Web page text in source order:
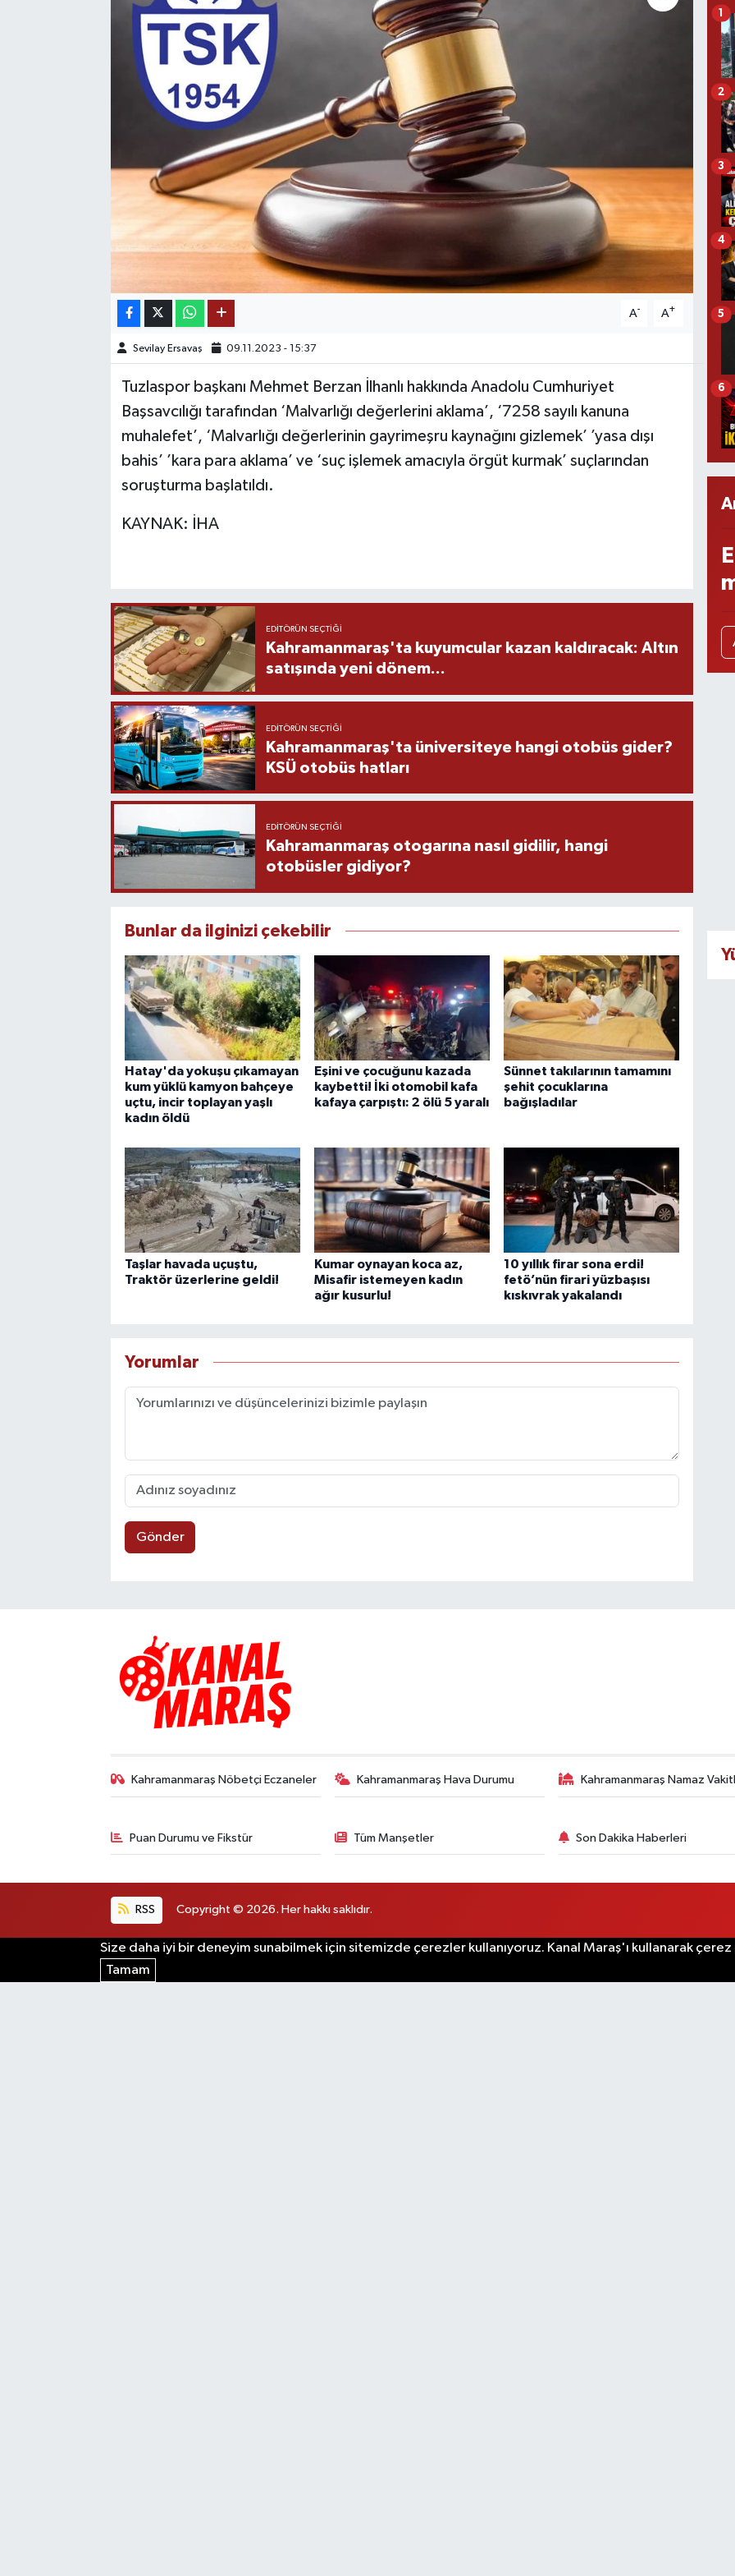
A- A+
Sevilay Ersavaş 09.11.2023 - 15:37
Tuzlaspor başkanı Mehmet Berzan İlhanlı hakkında Anadolu Cumhuriyet
Başsavcılığı tarafından ‘Malvarlığı değerlerini aklama’, ‘7258 sayılı kanuna
muhalefet’, ‘Malvarlığı değerlerinin gayrimeşru kaynağını gizlemek’ ’yasa dışı
bahis’ ’kara para aklama’ ve ‘suç işlemek amacıyla örgüt kurmak’ suçlarından
soruşturma başlatıldı.
KAYNAK: İHA
EDITÖRÜN SEÇTIĞI
Kahramanmaraş'ta kuyumcular kazan kaldıracak: Altın
satışında yeni dönem...
EDITÖRÜN SEÇTIĞI
Kahramanmaraş'ta üniversiteye hangi otobüs gider?
KSÜ otobüs hatları
EDITÖRÜN SEÇTIĞI
Kahramanmaraş otogarına nasıl gidilir, hangi
otobüsler gidiyor?
Bunlar da ilginizi çekebilir
Hatay'da yokuşu çıkamayan
kum yüklü kamyon bahçeye
uçtu, incir toplayan yaşlı
kadın öldü
Eşini ve çocuğunu kazada
kaybetti! İki otomobil kafa
kafaya çarpıştı: 2 ölü 5 yaralı
Sünnet takılarının tamamını
şehit çocuklarına
bağışladılar
Taşlar havada uçuştu,
Traktör üzerlerine geldi!
Kumar oynayan koca az,
Misafir istemeyen kadın
ağır kusurlu!
10 yıllık firar sona erdi!
fetö’nün firari yüzbaşısı
kıskıvrak yakalandı
Yorumlar
Gönder
1
2
3
4
5
6
Kahramanmaraş Nöbetçi Eczaneler Kahramanmaraş Hava Durumu Kahramanmaraş Namaz
Puan Durumu ve Fikstür Tüm Manşetler Son Dakika Haberleri
RSS Copyright © 2026. Her hakkı saklıdır.
Size daha iyi bir deneyim sunabilmek için sitemizde çerezler kullanıyoruz. Kanal Maraş'ı kullanarak çerez
Tamam
OTOMOTİV
KÜLTÜR SANAT